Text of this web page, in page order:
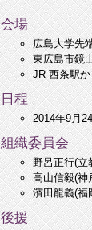
会場
広島大学先
東広島市鏡
JR 西条駅
日程
2014年9月
組織委員会
野呂正行(立
高山信毅(神
濱田龍義(福
後援